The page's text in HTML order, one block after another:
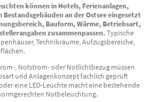
können in Hotels, Ferienanlagen,
an der Ostsee eingesetzt
Bauform, Wärme, Betriebsart,
zusammenpassen. Typische
Technikräume, Aufzugsbereiche,
, Notstrom- oder Notlichtbezug müssen
und Anlagenkonzept fachlich geprüft
eine LED-Leuchte macht eine bestehende
Notbeleuchtung.